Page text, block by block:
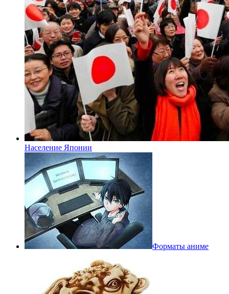
Население Японии
Форматы аниме